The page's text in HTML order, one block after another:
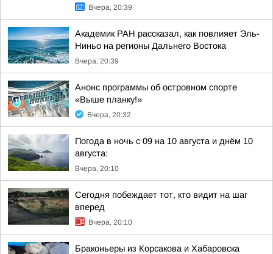
Вчера, 20:39
Академик РАН рассказал, как повлияет Эль-
Ниньо на регионы Дальнего Востока
Вчера, 20:39
Анонс программы об островном спорте
«Выше планку!»
Вчера, 20:32
Погода в ночь с 09 на 10 августа и днём 10
августа:
Вчера, 20:10
Сегодня побеждает тот, кто видит на шаг
вперед
Вчера, 20:10
Браконьеры из Корсакова и Хабаровска